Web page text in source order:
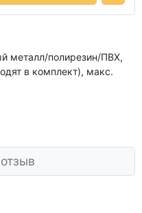
металл/полирезин/ПВХ,
в комплект), макс.